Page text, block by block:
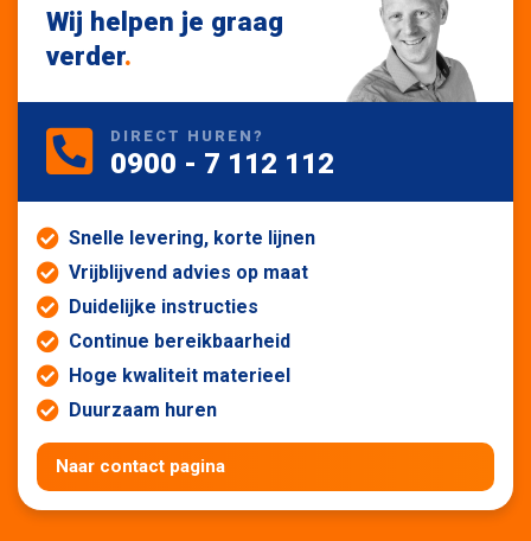
Wij helpen je graag
verder.
DIRECT HUREN?
0900 - 7 112 112
Snelle levering, korte lijnen
Vrijblijvend advies op maat
Duidelijke instructies
Continue bereikbaarheid
Hoge kwaliteit materieel
Duurzaam huren
Naar contact pagina